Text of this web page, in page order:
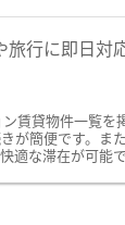
旅行に即日対
賃貸物件一覧
簡便です。
適な滞在が可能で